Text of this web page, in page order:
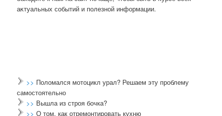
аκтуальных событий и полезной информации.
>> Поломался мотоцикл урал? Решаем эту проблему
самостоятельно
>> Вышла из строя бочка?
>>О том, как отремонтировать кухню